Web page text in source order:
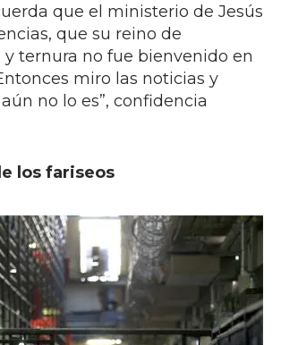
que el ministerio de Jesús
que su reino de
ternura no fue bienvenido en
miro las noticias y
no lo es”, confidencia
los fariseos